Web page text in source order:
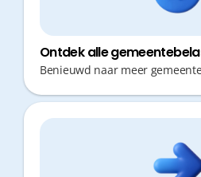
Ontdek alle
Benieuwd naar meer